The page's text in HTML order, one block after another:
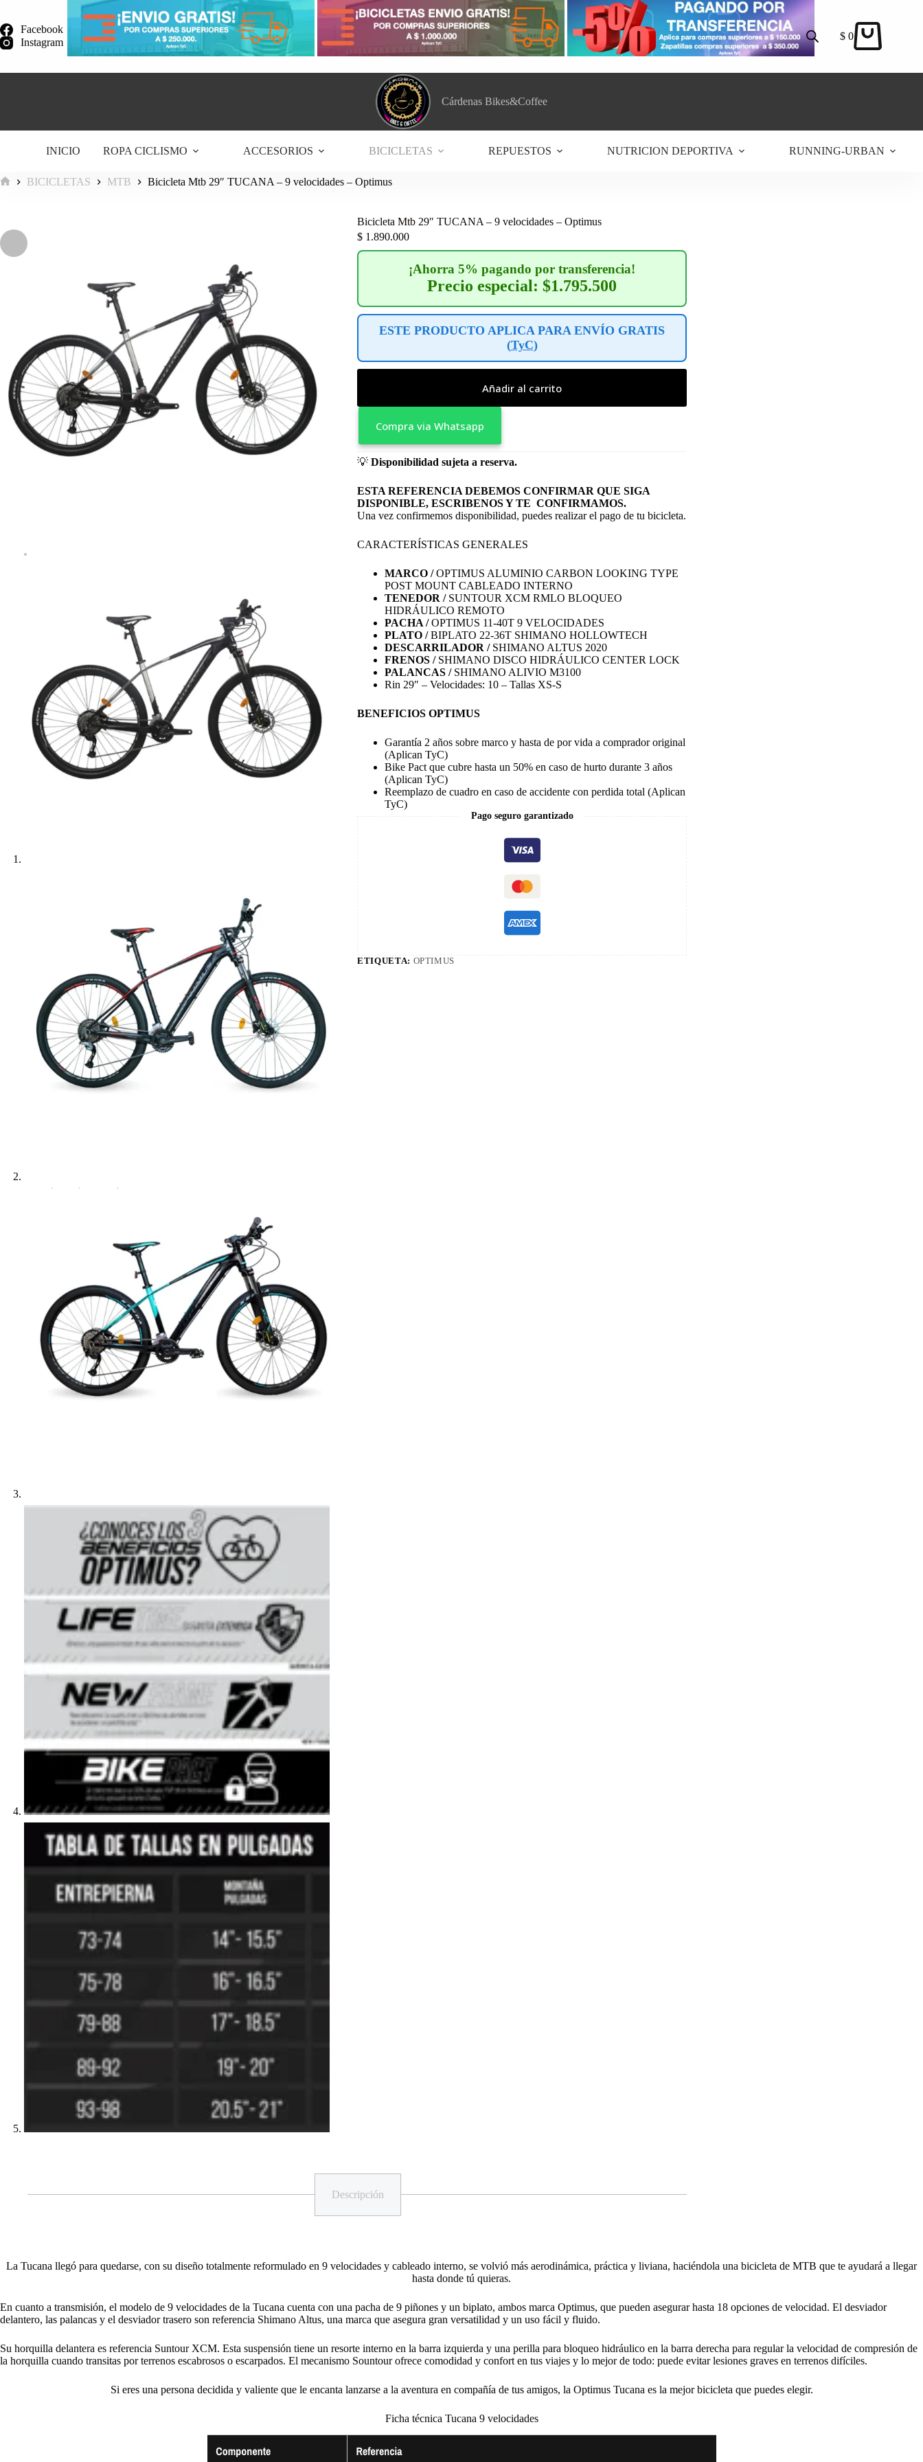
contenidoFacebook
Instagram
Carro
$ 0
Cárdenas Bikes&Coffee
INICIO ROPA CICLISMO ACCESORIOS BICICLETAS REPUESTOS NUTRICION DEPORTIVA RUNNING-URBAN
BICICLETAS MTB Bicicleta Mtb 29″ TUCANA – 9 velocidades – Optimus
Bicicleta Mtb 29″ TUCANA – 9 velocidades – Optimus
$ 1.890.000
¡Ahorra 5% pagando por transferencia!
Precio especial: $1.795.500
ESTE PRODUCTO APLICA PARA ENVÍO GRATIS
(TyC)
Añadir al carrito
Compra via Whatsapp
💡 Disponibilidad sujeta a reserva.
ESTA REFERENCIA DEBEMOS CONFIRMAR QUE SIGA
DISPONIBLE, ESCRIBENOS Y TE CONFIRMAMOS.
Una vez confirmemos disponibilidad, puedes realizar el pago de tu bicicleta.
CARACTERÍSTICAS GENERALES
MARCO /OPTIMUS ALUMINIO CARBON LOOKING TYPE
POST MOUNT CABLEADO INTERNO
TENEDOR / SUNTOUR XCM RMLO BLOQUEO
HIDRÁULICO REMOTO
PACHA /OPTIMUS 11-40T 9 VELOCIDADES
PLATO /BIPLATO 22-36T SHIMANO HOLLOWTECH
DESCARRILADOR / SHIMANO ALTUS 2020
FRENOS / SHIMANO DISCO HIDRÁULICO CENTER LOCK
PALANCAS / SHIMANO ALIVIO M3100
Rin 29″ – Velocidades: 10 – Tallas XS-S
BENEFICIOS OPTIMUS
Garantía 2 años sobre marco y hasta de por vida a comprador original
(Aplican TyC)
Bike Pact que cubre hasta un 50% en caso de hurto durante 3 años
(Aplican TyC)
Reemplazo de cuadro en caso de accidente con perdida total (Aplican
TyC)
Pago seguro garantizado
ETIQUETA: OPTIMUS
Descripción
La Tucana llegó para quedarse, con su diseño totalmente reformulado en 9 velocidades y cableado interno, se volvió más aerodinámica, práctica y liviana, haciéndola una bicicleta de MTB que te ayudará a llegar
hasta donde tú quieras.
En cuanto a transmisión, el modelo de 9 velocidades de la Tucana cuenta con una pacha de 9 piñones y un biplato, ambos marca Optimus, que pueden asegurar hasta 18 opciones de velocidad. El desviador
delantero, las palancas y el desviador trasero son referencia Shimano Altus, una marca que asegura gran versatilidad y un uso fácil y fluido.
Su horquilla delantera es referencia Suntour XCM. Esta suspensión tiene un resorte interno en la barra izquierda y una perilla para bloqueo hidráulico en la barra derecha para regular la velocidad de compresión de
la horquilla cuando transitas por terrenos escabrosos o escarpados. El mecanismo Sountour ofrece comodidad y confort en tus viajes y lo mejor de todo: puede evitar lesiones graves en terrenos difíciles.
Si eres una persona decidida y valiente que le encanta lanzarse a la aventura en compañía de tus amigos, la Optimus Tucana es la mejor bicicleta que puedes elegir.
Ficha técnica Tucana 9 velocidades